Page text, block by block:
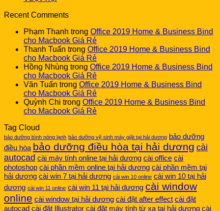
Recent Comments
Phạm Thanh trong Office 2019 Home & Business Bind
cho Macbook Giá Rẻ
Thanh Tuấn trong Office 2019 Home & Business Bind
cho Macbook Giá Rẻ
Hồng Nhùng trong Office 2019 Home & Business Bind
cho Macbook Giá Rẻ
Văn Tuấn trong Office 2019 Home & Business Bind
cho Macbook Giá Rẻ
Quỳnh Chi trong Office 2019 Home & Business Bind
cho Macbook Giá Rẻ
Tag Cloud
bảo dưỡng bình nóng lạnh bảo dưỡng vệ sinh máy giặt tại hải dương bảo dưỡng
điều hòa bảo dưỡng điều hòa tại hải dương cài
autocad cài máy tính online tại hải dương cài office cài
photoshop cài phần mềm online tại hải dương cài phần mềm tại
hải dương cài win 7 tại hải dương cài win 10 online cài win 10 tại hải
dương cài win 11 online cài win 11 tại hải dương cài window
online cài window tại hải dương cài đặt after effect cài đặt
autocad cài đặt Illustrator cài đặt máy tính từ xa tại hải dương cài